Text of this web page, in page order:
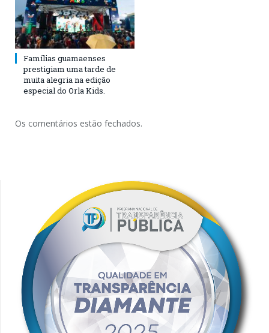
Famílias guamaenses
prestigiam uma tarde de
muita alegria na edição
especial do Orla Kids.
Os comentários estão fechados.